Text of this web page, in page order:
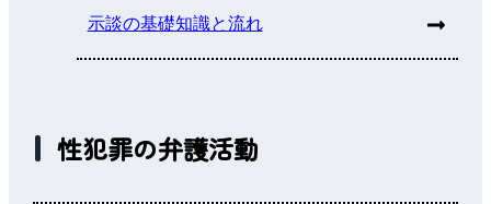
示談の基礎知識と流れ
性犯罪の弁護活動